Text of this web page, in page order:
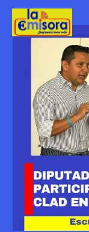
contenido